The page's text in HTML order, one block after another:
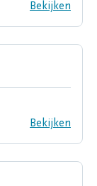
Bekijken
Bekijken